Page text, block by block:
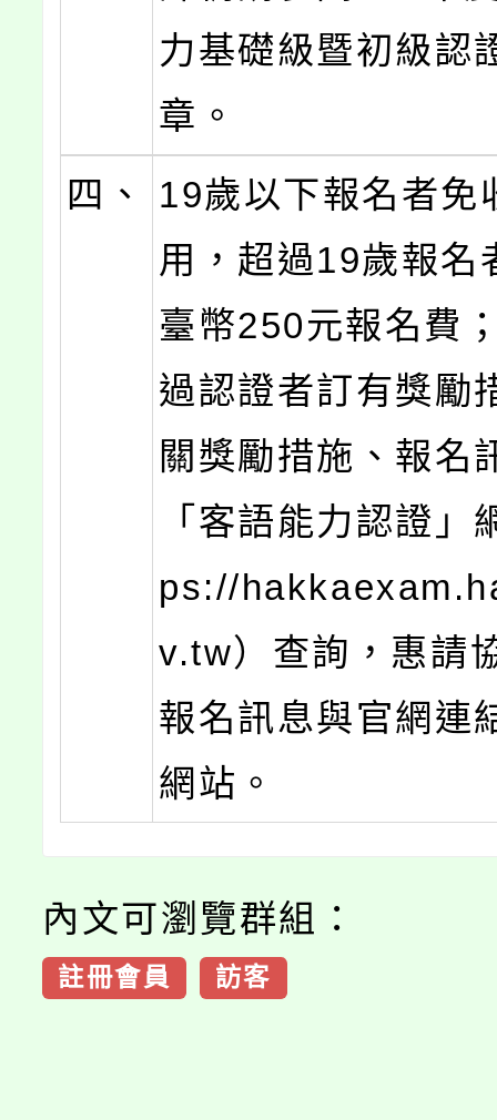
力基礎級暨初級認
章。
四、
19歲以下報名者免
用，超過19歲報名
臺幣250元報名費
過認證者訂有獎勵
關獎勵措施、報名
「客語能力認證」
ps://
v.tw）查詢，惠請
報名訊息與官網連
網站。
內文可瀏覽群組：
註冊會員 訪客